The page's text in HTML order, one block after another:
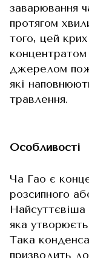
заварювання
протягом
того, цей
джерелом
які
травлення.
Особливості
Ча Гао є
розсипного
Найсуттєвіша
яка
Така
призводить